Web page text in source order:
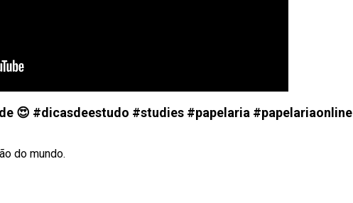
😍 #dicasdeestudo #studies #papelaria #papelariaonline
do mundo.